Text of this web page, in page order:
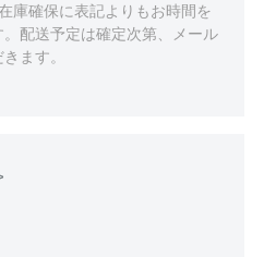
庫確保に表記よりもお時間を
配送予定は確定次第、メール
ます。